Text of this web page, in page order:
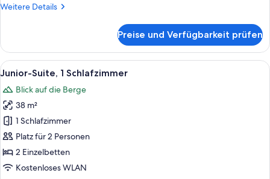
Weitere Details
Weitere
Zimmer,
2 Einzelbetten
Preise und Verfügbarkeit prüfen
Alle
Fotos
für
Junior-
Suite,
1
Schlafzimmer
anzeigen
Ein Hotelzimmer mit zwei Betten,
7
Junior-Suite, 1 Schlafzimmer
Blick auf die Berge
38 m²
1 Schlafzimmer
Platz für 2 Personen
2 Einzelbetten
Kostenloses WLAN